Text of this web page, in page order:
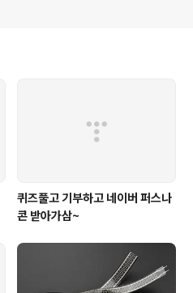
퀴즈풀고 기부하고 네이버 퍼스나
콘 받아가삼~